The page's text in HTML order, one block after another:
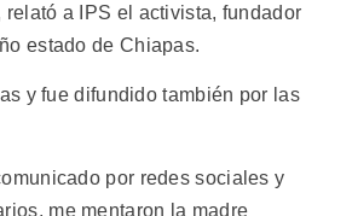
relató a IPS el activista, fundador
estado de Chiapas.
y fue difundido también por las
por redes sociales y
me mentaron la madre